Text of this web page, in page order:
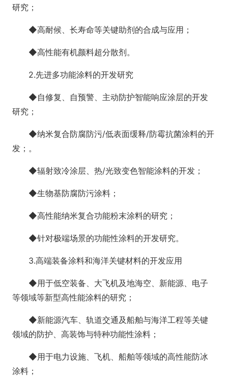
研究；
◆高耐候、长寿命等关键助剂的合成与应用；
◆高性能有机颜料超分散剂。
2.先进多功能涂料的开发研究
◆自修复、自预警、主动防护智能响应涂层的开发
研究；
◆纳米复合防腐防污/低表面缓释/防霉抗菌涂料的开
发；。
◆辐射致冷涂层、热/光致变色智能涂料的开发；
◆生物基防腐防污涂料；
◆高性能纳米复合功能粉末涂料的研究；
◆针对极端场景的功能性涂料的开发研究。
3.高端装备涂料和海洋关键材料的开发应用
◆用于低空装备、大飞机及地海空、新能源、电子
等领域等新型高性能涂料的研究；
◆新能源汽车、轨道交通及船舶与海洋工程等关键
领域的防护、高装饰与特种功能性涂料；
◆用于电力设施、飞机、船舶等领域的高性能防冰
涂料；